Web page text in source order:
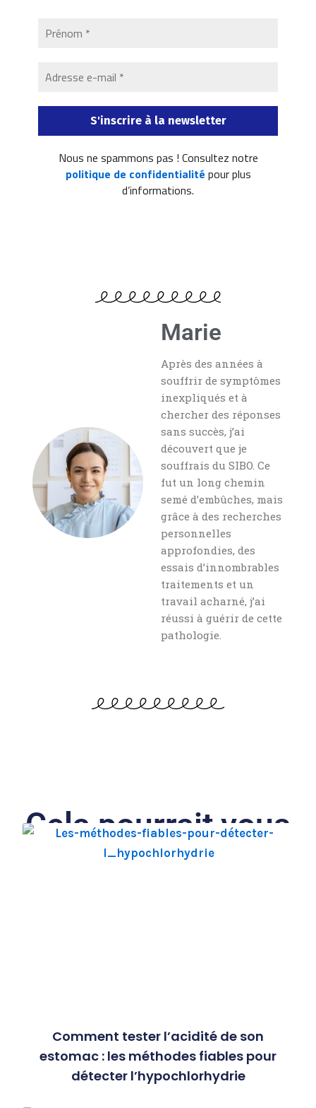
Nous ne spammons pas ! Consultez notre
politique de confidentialité pour plus
d’informations.
Marie
Après des années à
souffrir de symptômes
inexpliqués et à
chercher des réponses
sans succès, j’ai
découvert que je
souffrais du SIBO. Ce
fut un long chemin
semé d’embûches, mais
grâce à des recherches
personnelles
approfondies, des
essais d’innombrables
traitements et un
travail acharné, j’ai
réussi à guérir de cette
pathologie.
Cela pourrait vous
intéresser
Comment tester l’acidité de son
estomac : les méthodes fiables pour
détecter l’hypochlorhydrie